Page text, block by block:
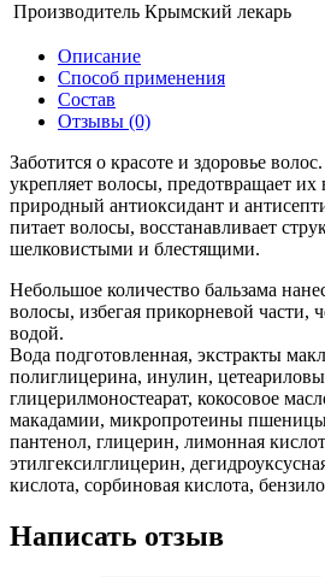
Производитель Крымский лекарь
Описание
Способ применения
Состав
Отзывы (0)
Заботится о красоте и здоровье
укрепляет волосы, предотвращает
природный антиоксидант и
питает волосы, восстанавливает
шелковистыми и блестящими.
Небольшое количество бальзама
волосы, избегая прикорневой части,
водой.
Вода подготовленная, экстракты
полиглицерина, инулин,
глицерилмоностеарат, кокосовое
макадамии, микропротеины
пантенол, глицерин, лимонная
этилгексилглицерин,
кислота, сорбиновая кислота,
Написать отзыв